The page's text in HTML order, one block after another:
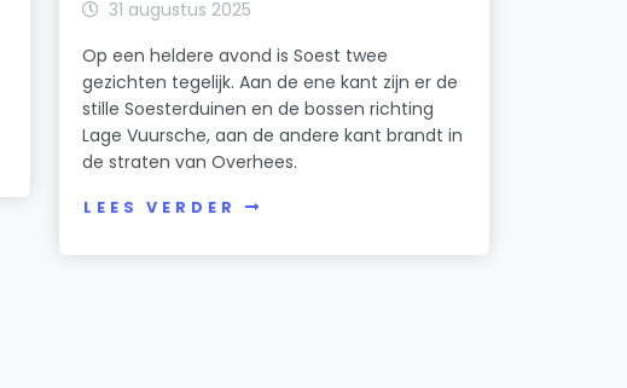
31 augustus 2025
Op een heldere avond is Soest twee
gezichten tegelijk. Aan de ene kant zijn er de
stille Soesterduinen en de bossen richting
Lage Vuursche, aan de andere kant brandt in
de straten van Overhees.
LEES VERDER